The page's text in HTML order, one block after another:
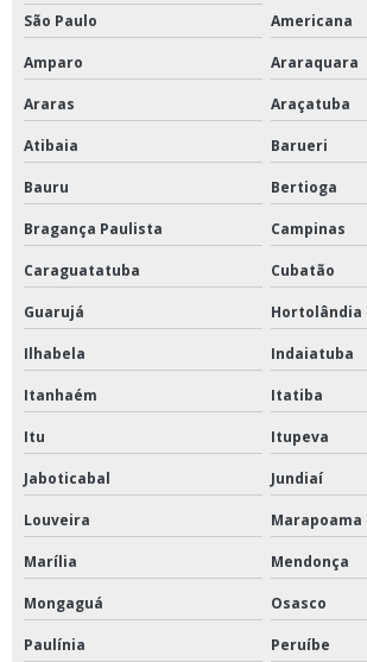
São Paulo
Americana
Amparo Araraquara
Araras Araçatuba
Atibaia Barueri
Bauru Bertioga
Bragança Paulista Campinas
Caraguatatuba Cubatão
Guarujá Hortolândia
Ilhabela Indaiatuba
Itanhaém Itatiba
Itu Itupeva
Jaboticabal Jundiaí
Louveira Marapoama
Marília Mendonça
Mongaguá Osasco
Paulínia Peruíbe